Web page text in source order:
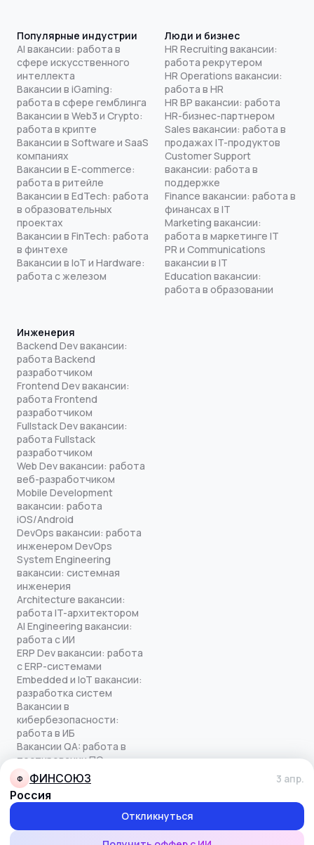
Ф ФИНСОЮЗ 3 апр.
Россия
Откликнуться
Популярные индустрии
AI вакансии: работа в
сфере искусственного
интеллекта
Вакансии в iGaming:
работа в сфере гемблинга
Вакансии в Web3 и Crypto:
работа в крипте
Вакансии в Software и SaaS
компаниях
Вакансии в E-commerce:
работа в ритейле
Вакансии в EdTech: работа
в образовательных
проектах
Вакансии в FinTech: работа
в финтехе
Вакансии в IoT и Hardware:
работа с железом
Люди и бизнес
HR Recruiting вакансии:
работа рекрутером
HR Operations вакансии:
работа в HR
HR BP вакансии: работа
HR-бизнес-партнером
Sales вакансии: работа в
продажах IT-продуктов
Customer Support
вакансии: работа в
поддержке
Finance вакансии: работа в
финансах в IT
Marketing вакансии:
работа в маркетинге IT
PR и Communications
вакансии в IT
Education вакансии:
работа в образовании
Инженерия
Backend Dev вакансии:
работа Backend
разработчиком
Frontend Dev вакансии:
работа Frontend
разработчиком
Fullstack Dev вакансии:
работа Fullstack
разработчиком
Web Dev вакансии: работа
веб-разработчиком
Mobile Development
вакансии: работа
iOS/Android
DevOps вакансии: работа
инженером DevOps
System Engineering
вакансии: системная
инженерия
Architecture вакансии:
работа IT-архитектором
AI Engineering вакансии:
работа с ИИ
ERP Dev вакансии: работа
с ERP-системами
Embedded и IoT вакансии:
разработка систем
Вакансии в
кибербезопасности:
работа в ИБ
Вакансии QA: работа в
тестировании ПО
Политика конфиденциальности
Обработка персональных данных